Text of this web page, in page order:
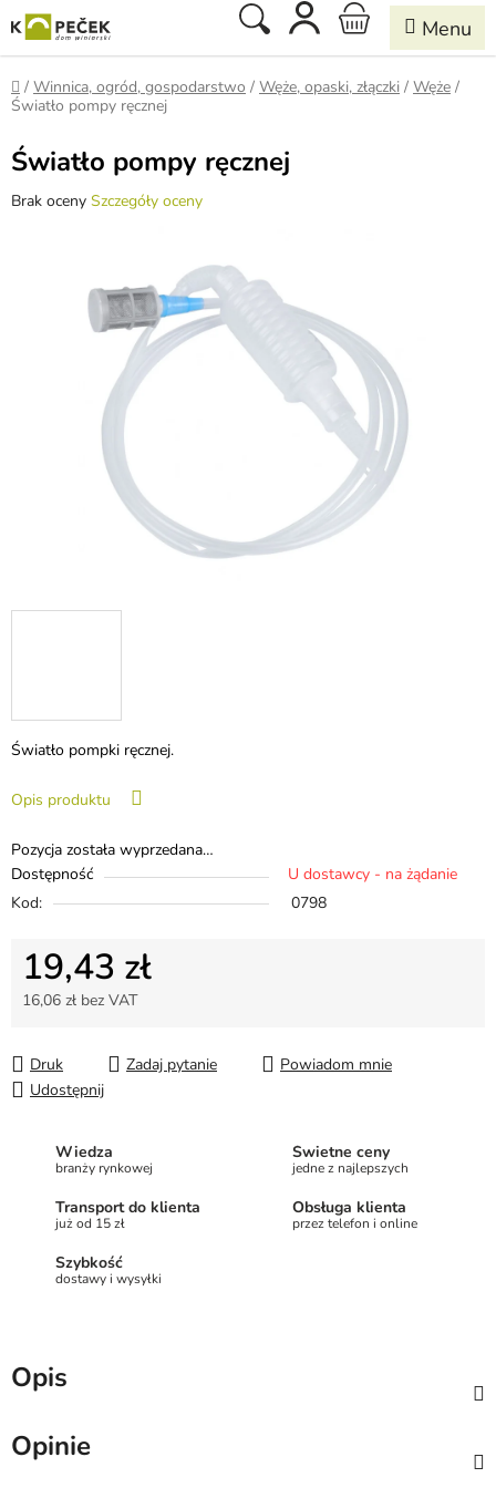
do
treści
Szukaj KOSZYK
Home
/ Winnica, ogród, gospodarstwo / Węże, opaski, złączki / Węże /
Światło pompy ręcznej
Światło pompki ręcznej.
Opis produktu
Pozycja została wyprzedana…
Dostępność
U dostawcy - na żądanie
Kod:
0798
19,43 zł
16,06 zł bez VAT
Druk
Zadaj pytanie
Powiadom mnie
Udostępnij
Światło pompy ręcznej
Średnia
Brak oceny Szczegóły oceny
Wiedza
branży rynkowej
Świetne ceny
jedne z najlepszych
Transport do klienta
już od 15 zł
Obsługa klienta
przez telefon i online
Szybkość
dostawy i wysyłki
Opis
Opinie